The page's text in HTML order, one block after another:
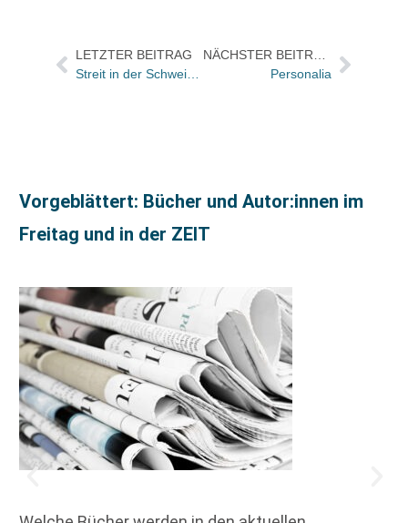
LETZTER BEITRAG
Streit in der Schweiz geht vor Bundesgericht
Personalia
Vorgeblättert: Bücher und Autor:innen im
Freitag und in der ZEIT